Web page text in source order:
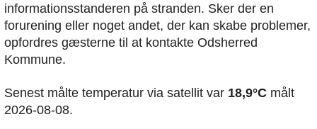
informationsstanderen på stranden. Sker der en
forurening eller noget andet, der kan skabe problemer,
opfordres gæsterne til at kontakte Odsherred
Kommune.
Senest målte temperatur via satellit var 18,9°C målt
2026-08-08.